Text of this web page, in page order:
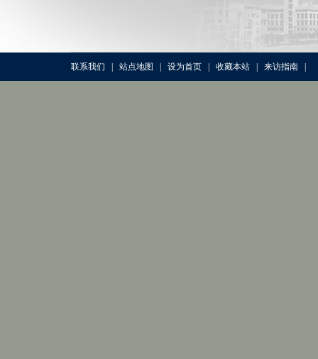
联系我们 | 站点地图 | 设为首页 | 收藏本站 | 来访指南 |